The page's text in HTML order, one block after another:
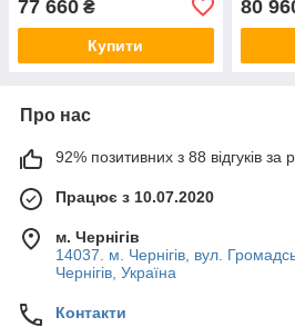
77 660 ₴
Купити
80
Про нас
92% позитивних з 88 відгуків за
Працює з 10.07.2020
м. Чернігів
14037. м. Чернігів, вул.
Чернігів, Україна
Контакти